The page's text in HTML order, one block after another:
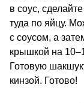
в соус,
туда по яйцу.
с соусом, а
крышкой на
Готовую
кинзой. Готово!